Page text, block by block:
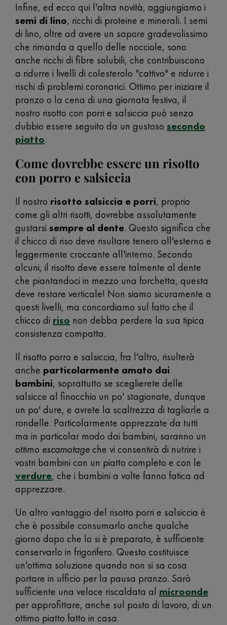
Infine, ed ecco qui l'altra novità, aggiungiamo i
semi di lino, ricchi di proteine e minerali. I semi
di lino, oltre ad avere un sapore gradevolissimo
che rimanda a quello delle nocciole, sono
anche ricchi di fibre solubili, che contribuiscono
a ridurre i livelli di colesterolo "cattivo" e ridurre i
rischi di problemi coronarici. Ottimo per iniziare il
pranzo o la cena di una giornata festiva, il
nostro risotto con porri e salsiccia può senza
dubbio essere seguito da un gustoso secondo
piatto.
Come dovrebbe essere un risotto
con porro e salsiccia
Il nostro risotto salsiccia e porri, proprio
come gli altri risotti, dovrebbe assolutamente
gustarsi sempre al dente. Questo significa che
il chicco di riso deve risultare tenero all'esterno e
leggermente croccante all'interno. Secondo
alcuni, il risotto deve essere talmente al dente
che piantandoci in mezzo una forchetta, questa
deve restare verticale! Non siamo sicuramente a
questi livelli, ma concordiamo sul fatto che il
chicco di riso non debba perdere la sua tipica
consistenza compatta.
Il risotto porro e salsiccia, fra l'altro, risulterà
anche particolarmente amato dai
bambini, soprattutto se sceglierete delle
salsicce al finocchio un po' stagionate, dunque
un po' dure, e avrete la scaltrezza di tagliarle a
rondelle. Particolarmente apprezzate da tutti
ma in particolar modo dai bambini, saranno un
ottimo escamotageche vi consentirà di nutrire i
vostri bambini con un piatto completo e con le
verdure, che i bambini a volte fanno fatica ad
apprezzare.
Un altro vantaggio del risotto porri e salsiccia è
che è possibile consumarlo anche qualche
giorno dopo che lo si è preparato, è sufficiente
conservarlo in frigorifero. Questo costituisce
un'ottima soluzione quando non si sa cosa
portare in ufficio per la pausa pranzo. Sarà
sufficiente una veloce riscaldata al microonde
per approfittare, anche sul posto di lavoro, di un
ottimo piatto fatto in casa.